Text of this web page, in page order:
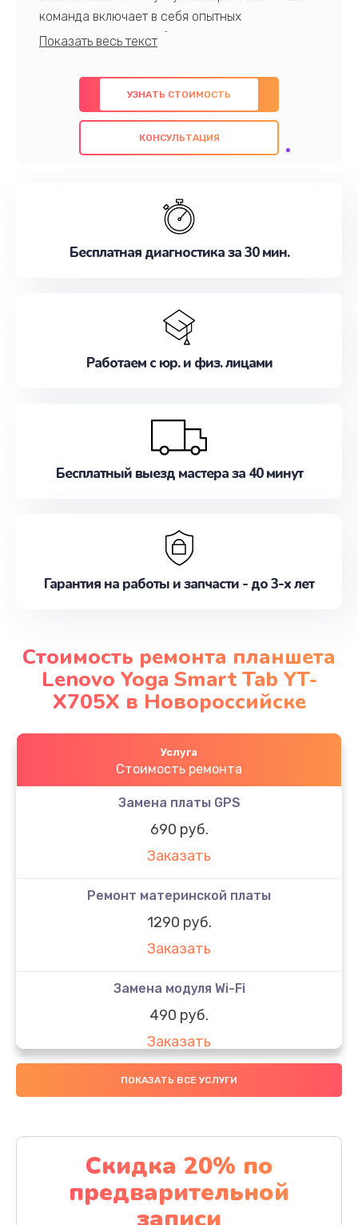
команда включает в себя опытных
профессионалов с обширными знаниями и
предлагаем быстрый и качественный ремонт с
использованием оригинальных компонентов, а
также гарантируем качество всех
проведенных работ. Наша цель - предоставить
наилучшим образом. Не медлите записаться на
УЗНАТЬ СТОИМОСТЬ
КОНСУЛЬТАЦИЯ
Бесплатная диагностика за 30 мин.
Работаем с юр. и физ. лицами
Бесплатный выезд мастера за 40 минут
Гарантия на работы и запчасти - до 3-х лет
Стоимость ремонта планшета
Lenovo Yoga Smart Tab YT-
X705X в Новороссийске
Услуга
Стоимость ремонта
Замена платы GPS
690 руб.
Заказать
Ремонт материнской платы
1290 руб.
Заказать
Замена модуля Wi-Fi
490 руб.
Заказать
Замена микрофона
Заказать
Замена аккумулятора
1130 руб.
ПОКАЗАТЬ ВСЕ УСЛУГИ
Скидка 20% по
предварительной